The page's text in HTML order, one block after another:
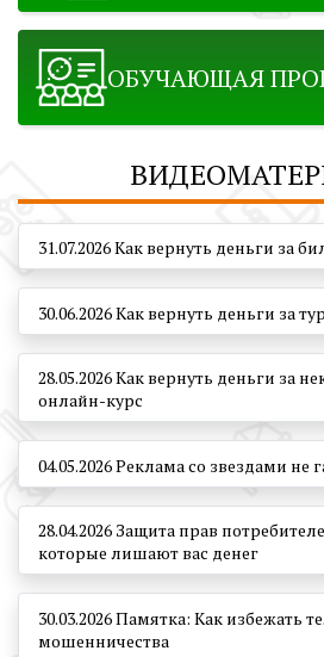
ОБУЧАЮЩАЯ
31.07.2026 Как вернуть деньги за
30.06.2026 Как вернуть деньги за
28.05.2026 Как вернуть деньги за
онлайн-курс
04.05.2026 Реклама со звездами не
28.04.2026 Защита прав
которые лишают вас денег
30.03.2026 Памятка: Как избежать
мошенничества